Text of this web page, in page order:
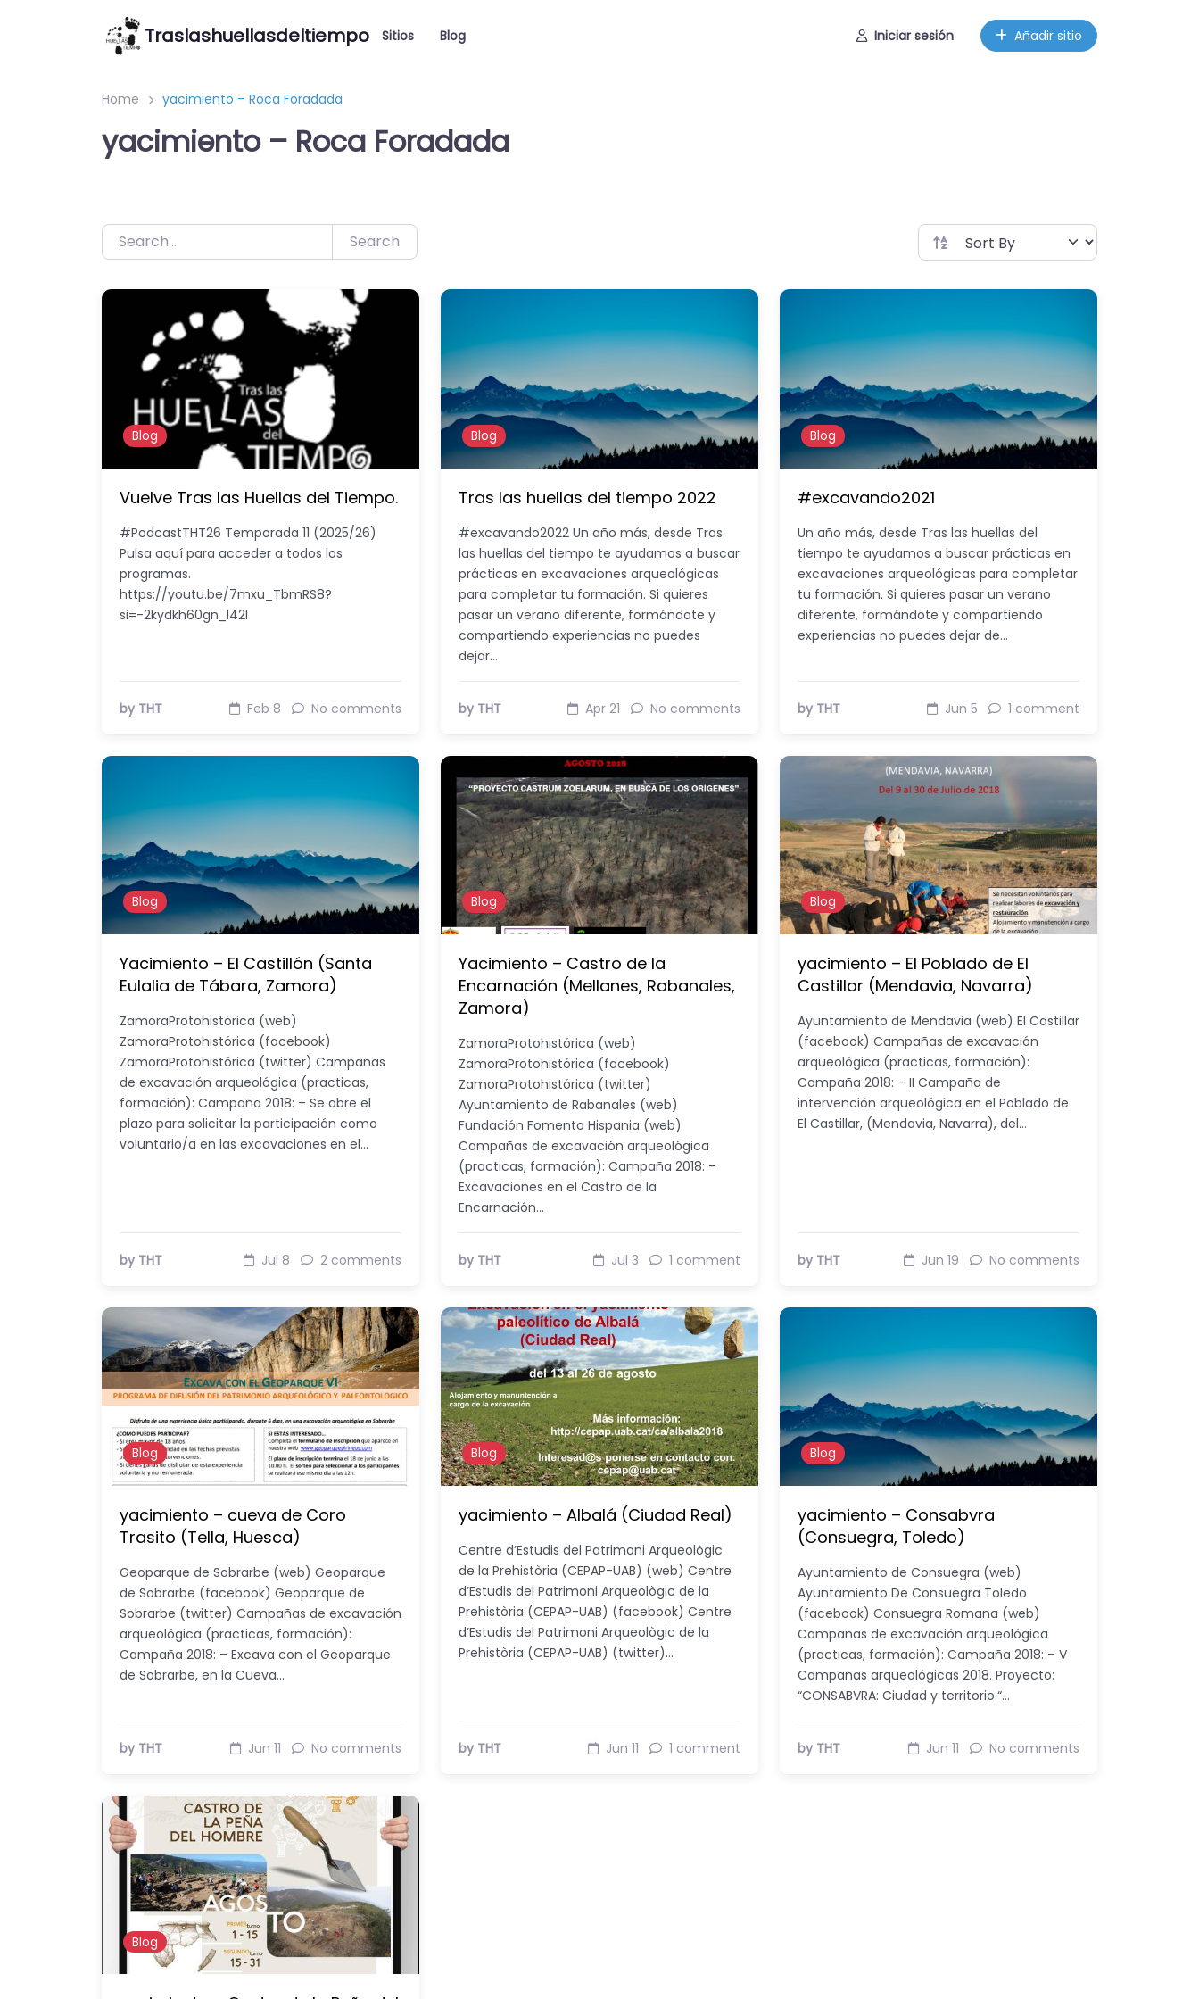
Traslashuellasdeltiempo Sitios Blog Iniciar sesión Añadir sitio
Home yacimiento – Roca Foradada
yacimiento – Roca Foradada
Search
Blog
Vuelve Tras las Huellas del Tiempo.
#PodcastTHT26 Temporada 11 (2025/26)
Pulsa aquí para acceder a todos los
programas.
https://youtu.be/7mxu_TbmRS8?
si=-2kydkh60gn_I42l
by THT Feb 8 No comments
Blog
Tras las huellas del tiempo 2022
#excavando2022 Un año más, desde Tras
las huellas del tiempo te ayudamos a buscar
prácticas en excavaciones arqueológicas
para completar tu formación. Si quieres
pasar un verano diferente, formándote y
compartiendo experiencias no puedes
dejar…
by THT Apr 21 No comments
Blog
#excavando2021
Un año más, desde Tras las huellas del
tiempo te ayudamos a buscar prácticas en
excavaciones arqueológicas para completar
tu formación. Si quieres pasar un verano
diferente, formándote y compartiendo
experiencias no puedes dejar de…
by THT Jun 5 1 comment
Blog
Yacimiento – El Castillón (Santa
Eulalia de Tábara, Zamora)
ZamoraProtohistórica (web)
ZamoraProtohistórica (facebook)
ZamoraProtohistórica (twitter) Campañas
de excavación arqueológica (practicas,
formación): Campaña 2018: – Se abre el
plazo para solicitar la participación como
voluntario/a en las excavaciones en el…
by THT Jul 8 2 comments
Blog
Yacimiento – Castro de la
Encarnación (Mellanes, Rabanales,
Zamora)
ZamoraProtohistórica (web)
ZamoraProtohistórica (facebook)
ZamoraProtohistórica (twitter)
Ayuntamiento de Rabanales (web)
Fundación Fomento Hispania (web)
Campañas de excavación arqueológica
(practicas, formación): Campaña 2018: –
Excavaciones en el Castro de la
Encarnación…
by THT Jul 3 1 comment
Blog
yacimiento – El Poblado de El
Castillar (Mendavia, Navarra)
Ayuntamiento de Mendavia (web) El Castillar
(facebook) Campañas de excavación
arqueológica (practicas, formación):
Campaña 2018: – II Campaña de
intervención arqueológica en el Poblado de
El Castillar, (Mendavia, Navarra), del…
by THT Jun 19 No comments
Blog
yacimiento – cueva de Coro
Trasito (Tella, Huesca)
Geoparque de Sobrarbe (web) Geoparque
de Sobrarbe (facebook) Geoparque de
Sobrarbe (twitter) Campañas de excavación
arqueológica (practicas, formación):
Campaña 2018: – Excava con el Geoparque
de Sobrarbe, en la Cueva…
by THT Jun 11 No comments
Blog
yacimiento – Albalá (Ciudad Real)
Centre d’Estudis del Patrimoni Arqueològic
de la Prehistòria (CEPAP-UAB) (web) Centre
d’Estudis del Patrimoni Arqueològic de la
Prehistòria (CEPAP-UAB) (facebook) Centre
d’Estudis del Patrimoni Arqueològic de la
Prehistòria (CEPAP-UAB) (twitter)…
by THT Jun 11 1 comment
Blog
yacimiento – Consabvra
(Consuegra, Toledo)
Ayuntamiento de Consuegra (web)
Ayuntamiento De Consuegra Toledo
(facebook) Consuegra Romana (web)
Campañas de excavación arqueológica
(practicas, formación): Campaña 2018: – V
Campañas arqueológicas 2018. Proyecto:
“CONSABVRA: Ciudad y territorio.“…
by THT Jun 11 No comments
Blog